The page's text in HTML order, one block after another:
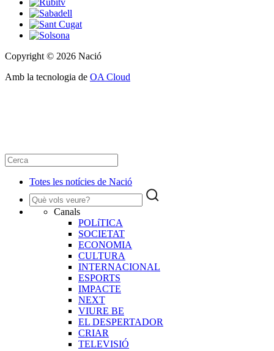
Copyright © 2026 Nació
Amb la tecnologia de OA Cloud
Totes les notícies de Nació
Canals
POLíTICA
SOCIETAT
ECONOMIA
CULTURA
INTERNACIONAL
ESPORTS
IMPACTE
NEXT
VIURE BE
EL DESPERTADOR
CRIAR
TELEVISIÓ